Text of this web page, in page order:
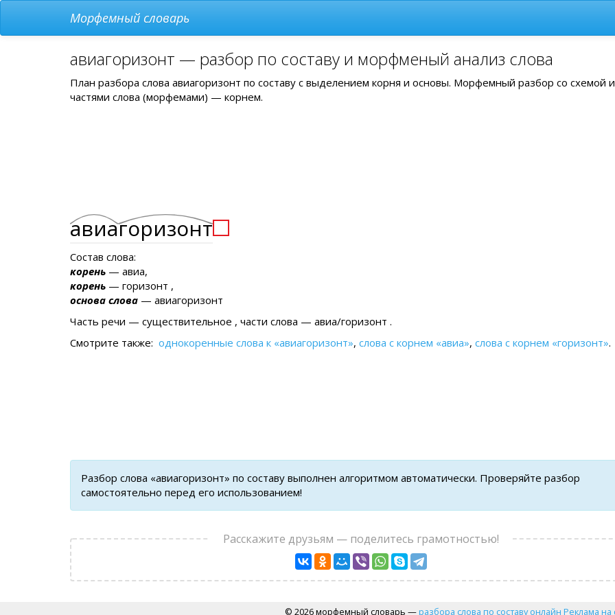
Морфемный словарь
авиагоризонт — разбор по составу и морфменый анализ слова
План разбора слова авиагоризонт по составу с выделением корня и основы. Морфемный разбор со схемой и
частями слова (морфемами) — корнем.
авиагоризонт
Состав слова:
корень — авиа,
корень — горизонт ,
основа слова — авиагоризонт
Часть речи — существительное , части слова — авиа/горизонт .
Смотрите также: однокоренные слова к «авиагоризонт», слова с корнем «авиа», слова с корнем «горизонт».
Разбор слова «авиагоризонт» по составу выполнен алгоритмом автоматически. Проверяйте разбор
самостоятельно перед его использованием!
Расскажите друзьям — поделитесь грамотностью!
© 2026 морфемный словарь —разбора слова по составу онлайн Реклама на